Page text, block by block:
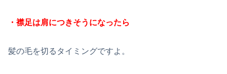
・襟足は肩につきそうになったら
髪の毛を切るタイミングですよ。